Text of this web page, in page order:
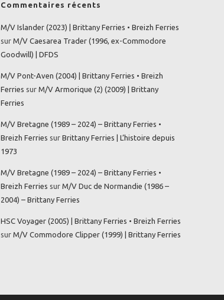
Commentaires récents
M/V Islander (2023) | Brittany Ferries • Breizh Ferries
sur M/V Caesarea Trader (1996, ex-Commodore
Goodwill) | DFDS
M/V Pont-Aven (2004) | Brittany Ferries • Breizh
Ferries sur M/V Armorique (2) (2009) | Brittany
Ferries
M/V Bretagne (1989 – 2024) – Brittany Ferries •
Breizh Ferries sur Brittany Ferries | L’histoire depuis
1973
M/V Bretagne (1989 – 2024) – Brittany Ferries •
Breizh Ferries sur M/V Duc de Normandie (1986 –
2004) – Brittany Ferries
HSC Voyager (2005) | Brittany Ferries • Breizh Ferries
sur M/V Commodore Clipper (1999) | Brittany Ferries